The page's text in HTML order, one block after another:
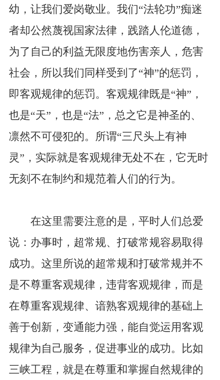
幼，让我们爱岗敬业。我们“法轮功”痴迷
者却公然蔑视国家法律，践踏人伦道德，
为了自己的利益无限度地伤害亲人，危害
社会，所以我们同样受到了“神”的惩罚，
即客观规律的惩罚。客观规律既是“神”，
也是“天”，也是“法”，总之它是神圣的、
凛然不可侵犯的。所谓“三尺头上有神
灵”，实际就是客观规律无处不在，它无时
无刻不在制约和规范着人们的行为。
在这里需要注意的是，平时人们总爱
说：办事时，超常规、打破常规容易取得
成功。这里所说的超常规和打破常规并不
是不尊重客观规律，违背客观规律，而是
在尊重客观规律、谙熟客观规律的基础上
善于创新，变通能力强，能自觉运用客观
规律为自己服务，促进事业的成功。比如
三峡工程，就是在尊重和掌握自然规律的